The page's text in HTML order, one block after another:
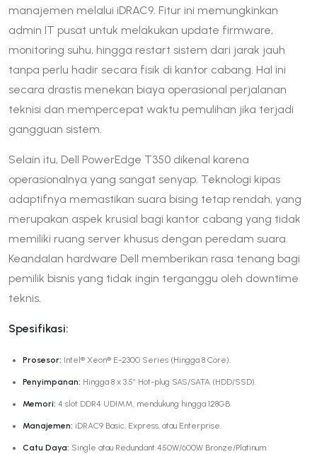
manajemen melalui iDRAC9. Fitur ini memungkinkan
admin IT pusat untuk melakukan update firmware,
monitoring suhu, hingga restart sistem dari jarak jauh
tanpa perlu hadir secara fisik di kantor cabang. Hal ini
secara drastis menekan biaya operasional perjalanan
teknisi dan mempercepat waktu pemulihan jika terjadi
gangguan sistem.
Selain itu, Dell PowerEdge T350 dikenal karena
operasionalnya yang sangat senyap. Teknologi kipas
adaptifnya memastikan suara bising tetap rendah, yang
merupakan aspek krusial bagi kantor cabang yang tidak
memiliki ruang server khusus dengan peredam suara.
Keandalan hardware Dell memberikan rasa tenang bagi
pemilik bisnis yang tidak ingin terganggu oleh downtime
teknis.
Spesifikasi:
Prosesor: Intel® Xeon® E-2300 Series (Hingga 8 Core).
Penyimpanan: Hingga 8 x 3.5″ Hot-plug SAS/SATA (HDD/SSD).
Memori: 4 slot DDR4 UDIMM, mendukung hingga 128GB.
Manajemen: iDRAC9 Basic, Express, atau Enterprise.
Catu Daya: Single atau Redundant 450W/600W Bronze/Platinum.